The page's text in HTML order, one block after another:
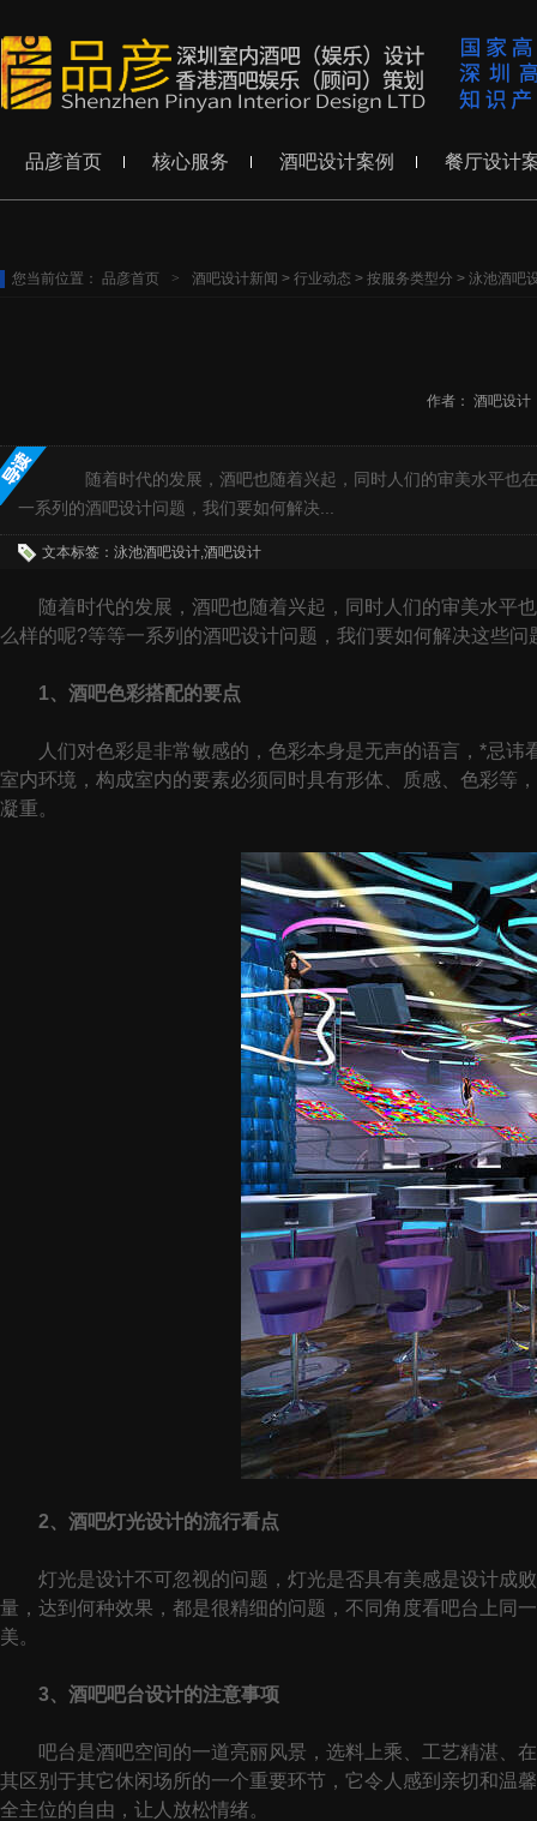
品彦首页 核心服务 酒吧设计案例 餐厅设计
您当前位置： 品彦首页 > 酒吧设计新闻 > 行业动态 > 按服务类型分 > 泳池酒吧
作者： 酒吧设计
随着时代的发展，酒吧也随着兴起，同时人们的审美水平也在
一系列的酒吧设计问题，我们要如何解决...
文本标签：泳池酒吧设计,酒吧设计
随着时代的发展，酒吧也随着兴起，同时人们的审美水平也
么样的呢?等等一系列的酒吧设计问题，我们要如何解决这些
1、酒吧色彩搭配的要点
人们对色彩是非常敏感的，色彩本身是无声的语言，*忌讳
室内环境，构成室内的要素必须同时具有形体、质感、色彩等
凝重。
2、酒吧灯光设计的流行看点
灯光是设计不可忽视的问题，灯光是否具有美感是设计成败
量，达到何种效果，都是很精细的问题，不同角度看吧台上同
美。
3、酒吧吧台设计的注意事项
吧台是酒吧空间的一道亮丽风景，选料上乘、工艺精湛、在
其区别于其它休闲场所的一个重要环节，它令人感到亲切和温
全主位的自由，让人放松情绪。